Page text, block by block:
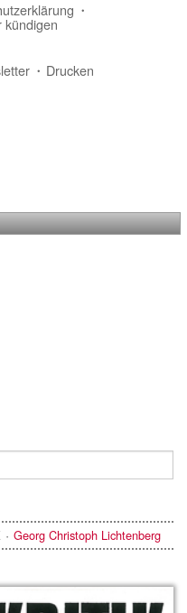
kündigen
Drucken
Georg Christoph Lichtenberg